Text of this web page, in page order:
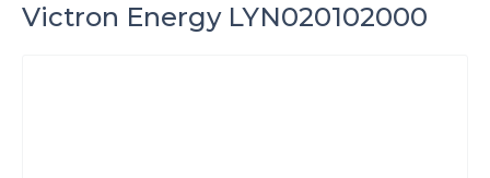
Victron Energy LYN020102000